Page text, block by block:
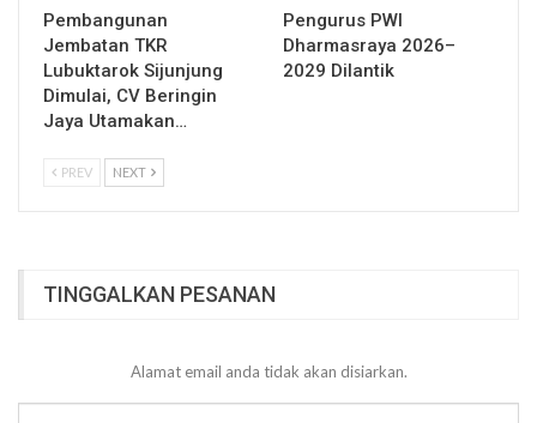
Pembangunan
Jembatan TKR
Lubuktarok Sijunjung
Dimulai, CV Beringin
Jaya Utamakan…
Pengurus PWI
Dharmasraya 2026–
2029 Dilantik
PREV NEXT
TINGGALKAN PESANAN
Alamat email anda tidak akan disiarkan.